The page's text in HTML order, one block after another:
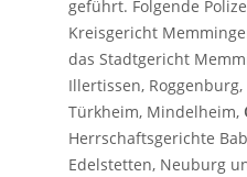
geführt. Folgende
Kreisgericht
das Stadtgericht
Illertissen,
Türkheim, Mindelheim,
Herrschaftsgerichte
Edelstetten, Neuburg